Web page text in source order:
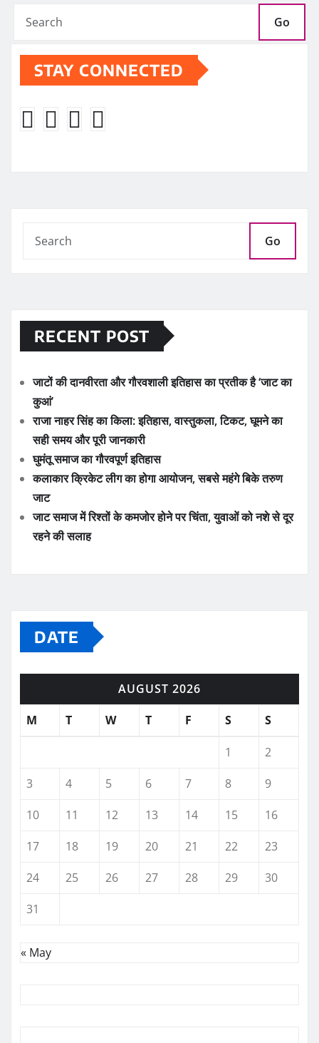
Go
STAY CONNECTED
Go
RECENT POST
जाटों की दानवीरता और गौरवशाली इतिहास का प्रतीक है ‘जाट का
कुआं’
राजा नाहर सिंह का किला: इतिहास, वास्तुकला, टिकट, घूमने का
सही समय और पूरी जानकारी
घुमंतू समाज का गौरवपूर्ण इतिहास
कलाकार क्रिकेट लीग का होगा आयोजन, सबसे महंगे बिके तरुण
जाट
जाट समाज में रिश्तों के कमजोर होने पर चिंता, युवाओं को नशे से दूर
रहने की सलाह
DATE
AUGUST 2026
M
T W T F S S
1
2
3
4 5 6 7 8
9
10
11 12 13 14 15
16
17
18 19 20 21 22
23
24
25 26 27 28 29
30
31
« May